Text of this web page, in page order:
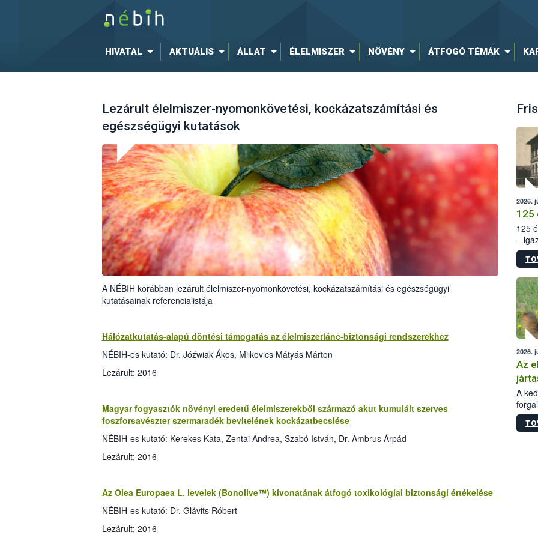
HIVATAL AKTUÁLIS ÁLLAT ÉLELMISZER NÖVÉNY ÁTFOGÓ TÉMÁK
Lezárult élelmiszer-nyomonkövetési, kockázatszámítási és
egészségügyi kutatások
A NÉBIH korábban lezárult élelmiszer-nyomonkövetési, kockázatszámítási és egészségügyi
kutatásainak referencialistája
Hálózatkutatás-alapú döntési támogatás az élelmiszerlánc-biztonsági rendszerekhez
NÉBIH-es kutató: Dr. Jóźwiak Ákos, Milkovics Mátyás Márton
Lezárult: 2016
Magyar fogyasztók növényi eredetű élelmiszerekből származó akut kumulált szerves
foszforsavészter szermaradék bevitelének kockázatbecslése
NÉBIH-es kutató: Kerekes Kata, Zentai Andrea, Szabó István, Dr. Ambrus Árpád
Lezárult: 2016
Az Olea Europaea L. levelek (Bonolive™) kivonatának átfogó toxikológiai biztonsági értékelése
NÉBIH-es kutató: Dr. Glávits Róbert
Lezárult: 2016
2026.
125
125
–
15.
2026.
Az
A